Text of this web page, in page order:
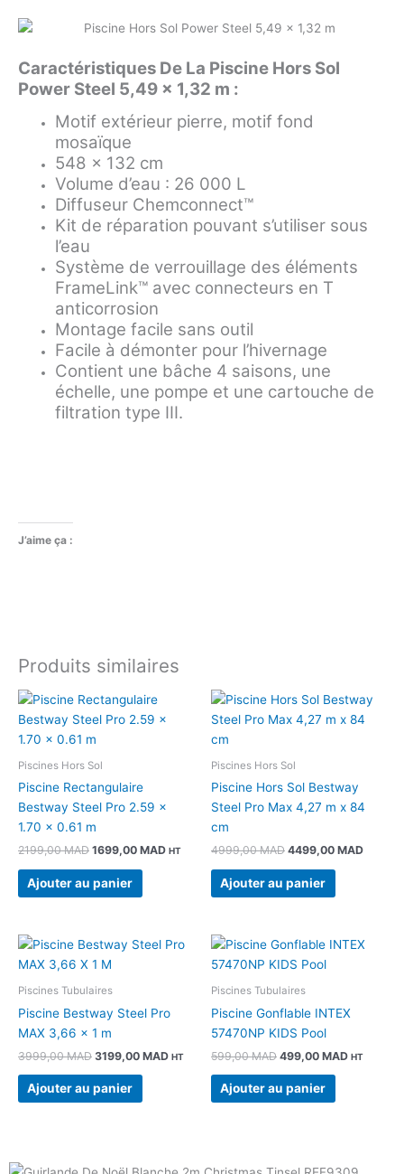
Caractéristiques De La Piscine Hors Sol
Power Steel 5,49 x 1,32 m :
Motif extérieur pierre, motif fond
mosaïque
548 x 132 cm
Volume d’eau : 26 000 L
Diffuseur Chemconnect™
Kit de réparation pouvant s’utiliser sous
l’eau
Système de verrouillage des éléments
FrameLink™ avec connecteurs en T
anticorrosion
Montage facile sans outil
Facile à démonter pour l’hivernage
Contient une bâche 4 saisons, une
échelle, une pompe et une cartouche de
filtration type III.
J’aime ça :
Produits similaires
Piscines Hors Sol
Piscine Rectangulaire
Bestway Steel Pro 2.59 x
1.70 x 0.61 m
2199,00MAD
Le
prix
initial
était :
1699,00 MAD
actuel
HT
Ajouter au panier
Piscines Hors Sol
Piscine Hors Sol Bestway
Steel Pro Max 4,27 m x 84
cm
4999,00MAD
Le
prix
initial
4499,00 MAD
Le
prix
actuel
Ajouter au panier
Piscines Tubulaires
Piscine Bestway Steel Pro
MAX 3,66 x 1 m
3999,00MAD
Le
initial
était :
3999,00 MAD.
3199,00 MAD
Le
3199,00 MAD.
HT
Ajouter au panier
Piscines Tubulaires
Piscine Gonflable INTEX
57470NP KIDS Pool
599,00MAD
Le
initial
était :
599,00 MAD.
499,00 MAD
Le
HT
Ajouter au panier